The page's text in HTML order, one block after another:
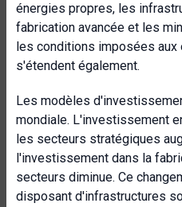
énergies propres, les
fabrication avancée et les
les conditions imposées
s'étendent également.
Les modèles
mondiale. L'investissement
les secteurs stratégiques
l'investissement dans la
secteurs diminue. Ce
disposant d'infrastructures